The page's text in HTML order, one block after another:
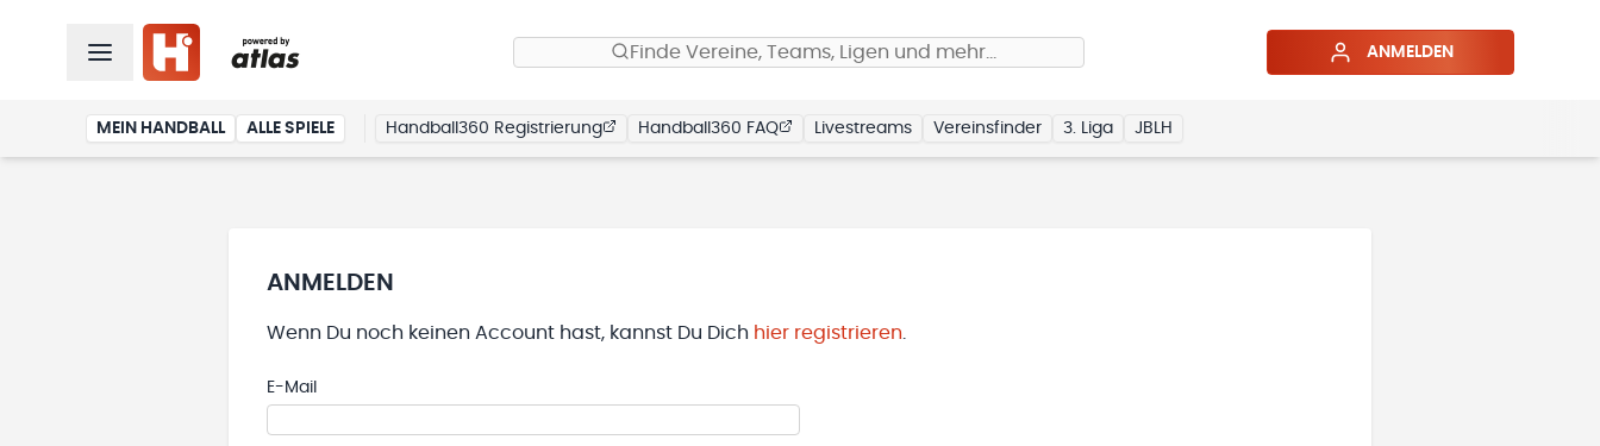
Finde Vereine, Teams, Ligen und mehr… ANMELDEN
MEIN HANDBALL ALLE SPIELE Handball360 Registrierung Handball360 FAQ Livestreams Vereinsfinder 3. Liga JBLH
ANMELDEN
Wenn Du noch keinen Account hast, kannst Du Dich hier registrieren
E-Mail